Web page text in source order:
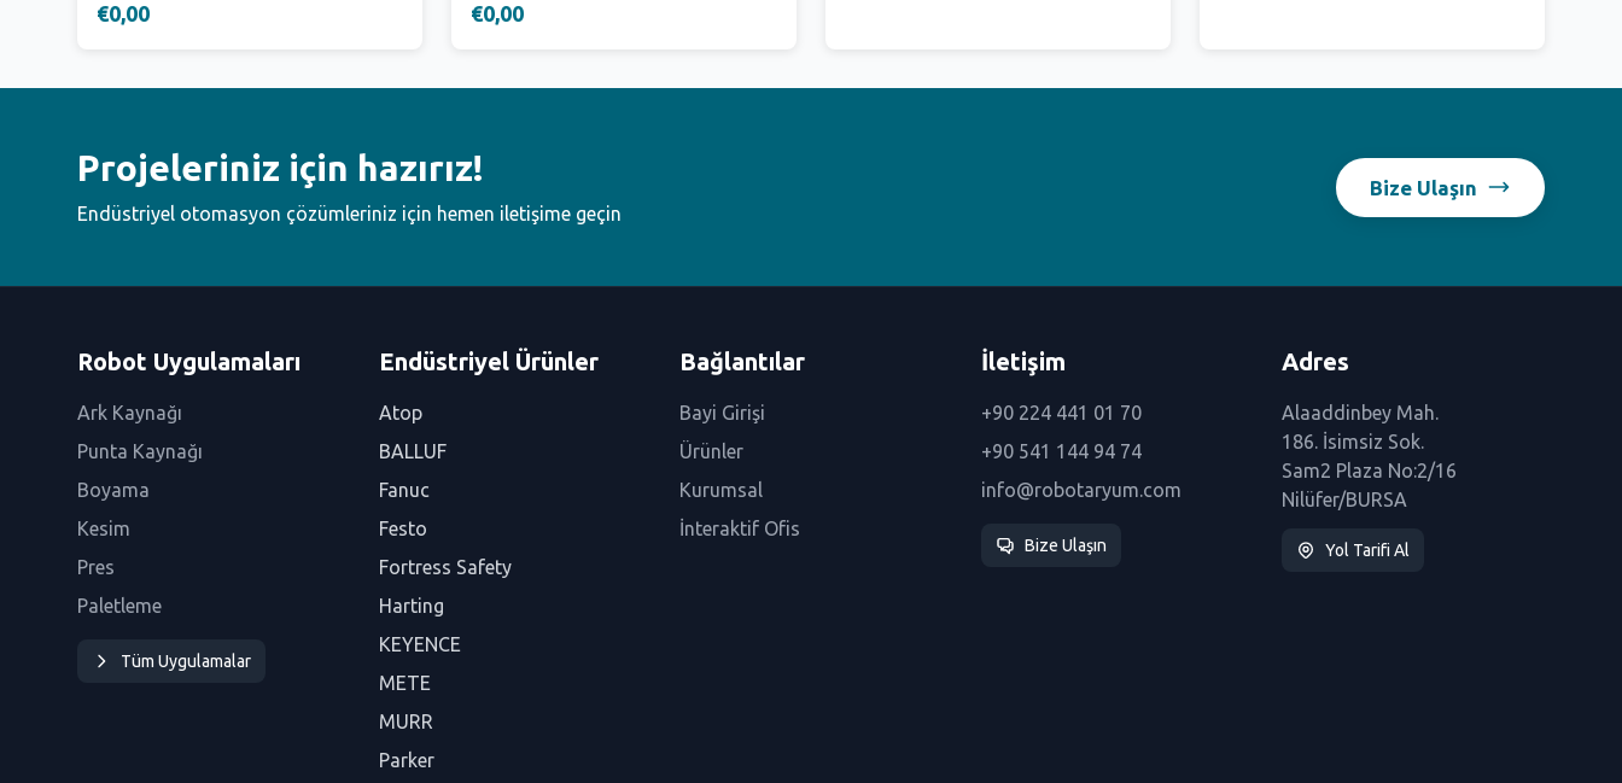
€0,00 €0,00
Projeleriniz için hazırız!
Endüstriyel otomasyon çözümleriniz için hemen iletişime geçin
Bize Ulaşın
Robot Uygulamaları
Ark Kaynağı
Punta Kaynağı
Boyama
Kesim
Pres
Paletleme
Tüm Uygulamalar
Endüstriyel Ürünler
Atop
BALLUF
Fanuc
Festo
Fortress Safety
Harting
KEYENCE
METE
MURR
Parker
Bağlantılar
Bayi Girişi
Ürünler
Kurumsal
İnteraktif Ofis
İletişim
+90 224 441 01 70
+90 541 144 94 74
info@robotaryum.com
Bize Ulaşın
Adres
Alaaddinbey Mah.
186. İsimsiz Sok.
Sam2 Plaza No:2/16
Nilüfer/BURSA
Yol Tarifi Al